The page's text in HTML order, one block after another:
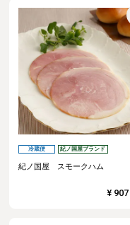
冷蔵便 紀ノ国屋ブランド
紀ノ国屋 スモークハム
¥ 907